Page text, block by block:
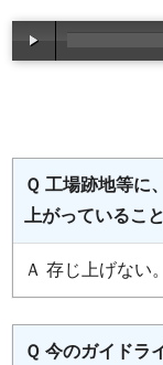
Ｑ 工場跡地等に
上がっているこ
Ａ 存じ上げない。
Ｑ 今のガイドラ